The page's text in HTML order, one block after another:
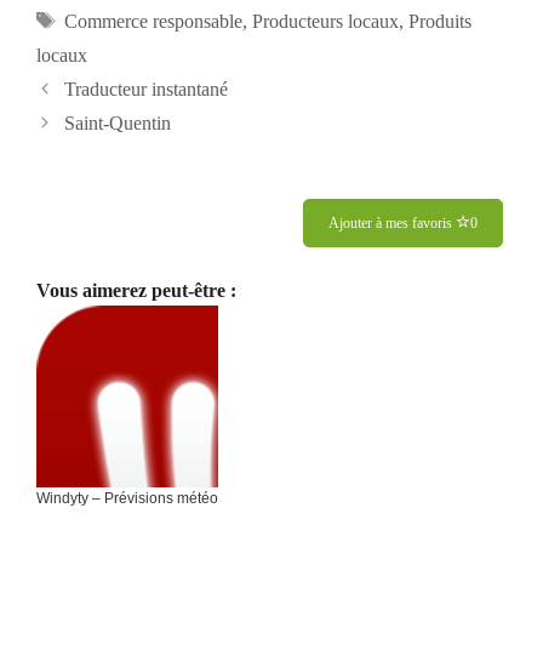
Étiquettes
Commerce responsable, Producteurs locaux, Produits
locaux
Navigation
des
Traducteur instantané
Saint-Quentin
Ajouter à mes favoris 0
Vous aimerez peut-être :
Windyty – Prévisions météo